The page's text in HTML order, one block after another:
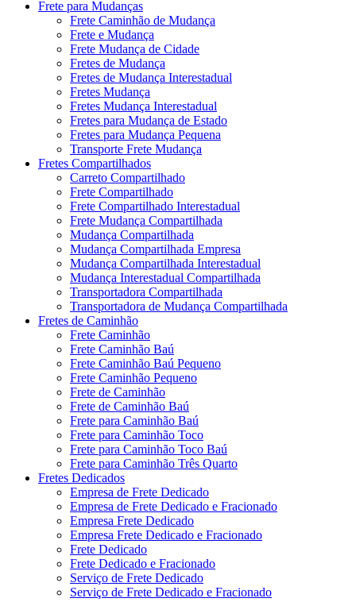
Frete para Mudanças
Frete Caminhão de Mudança
Frete e Mudança
Frete Mudança de Cidade
Fretes de Mudança
Fretes de Mudança Interestadual
Fretes Mudança
Fretes Mudança Interestadual
Fretes para Mudança de Estado
Fretes para Mudança Pequena
Transporte Frete Mudança
Fretes Compartilhados
Carreto Compartilhado
Frete Compartilhado
Frete Compartilhado Interestadual
Frete Mudança Compartilhada
Mudança Compartilhada
Mudança Compartilhada Empresa
Mudança Compartilhada Interestadual
Mudança Interestadual Compartilhada
Transportadora Compartilhada
Transportadora de Mudança Compartilhada
Fretes de Caminhão
Frete Caminhão
Frete Caminhão Baú
Frete Caminhão Baú Pequeno
Frete Caminhão Pequeno
Frete de Caminhão
Frete de Caminhão Baú
Frete para Caminhão Baú
Frete para Caminhão Toco
Frete para Caminhão Toco Baú
Frete para Caminhão Três Quarto
Fretes Dedicados
Empresa de Frete Dedicado
Empresa de Frete Dedicado e Fracionado
Empresa Frete Dedicado
Empresa Frete Dedicado e Fracionado
Frete Dedicado
Frete Dedicado e Fracionado
Serviço de Frete Dedicado
Serviço de Frete Dedicado e Fracionado